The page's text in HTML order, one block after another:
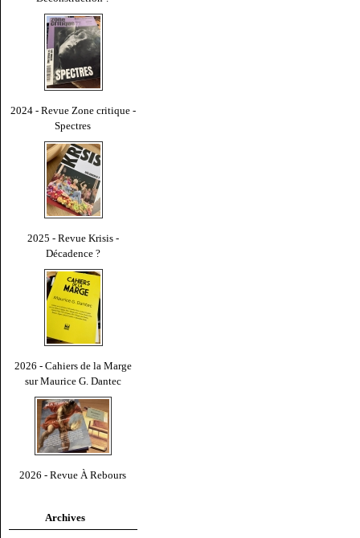
2024 - Revue Zone critique -
Spectres
2025 - Revue Krisis -
Décadence ?
2026 - Cahiers de la Marge
sur Maurice G. Dantec
2026 - Revue À Rebours
Archives